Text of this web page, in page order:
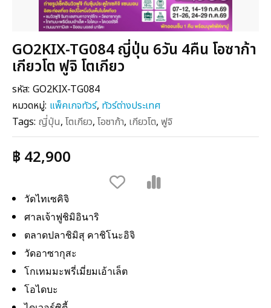
GO2KIX-TG084 ญี่ปุ่น 6วัน 4คืน โอซาก้า
เกียวโต ฟูจิ โตเกียว
รหัส: GO2KIX-TG084
หมวดหมู่: แพ็คเกจทัวร์, ทัวร์ต่างประเทศ
Tags: ญี่ปุ่น, โตเกียว, โอซาก้า, เกียวโต, ฟูจิ
฿ 42,900
วัดไทเซคิจิ
ศาลเจ้าฟูชิมิอินาริ
ตลาดปลาชิมิสุ คาชิโนะอิจิ
วัดอาซากุสะ
โกเทมมะพรี่เมี่ยมเอ้าเล็ต
โอไดบะ